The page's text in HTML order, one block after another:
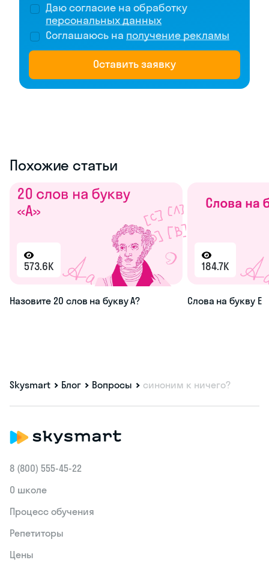
Даю согласие на обработку
персональных данных
Соглашаюсь на получение рекламы
Оставить заявку
Похожие статьи
573.6K
Назовите 20 слов на букву А?
184.7K
Слова на букву Е
Skysmart Блог Вопросы синоним к ничего?
8 (800) 555‑45-22
О школе
Процесс обучения
Репетиторы
Цены